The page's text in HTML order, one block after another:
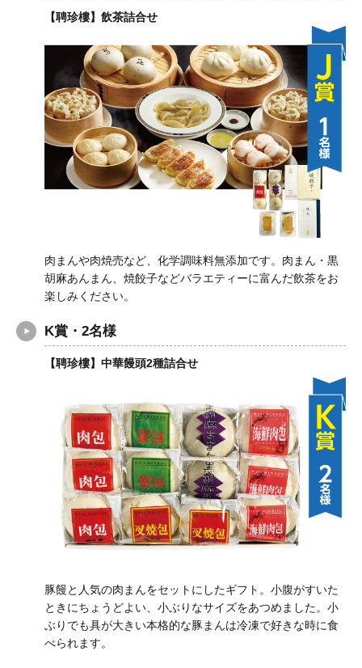
【聘珍樓】飲茶詰合せ
肉まんや肉焼売など、化学調味料無添加です。肉まん・黒
胡麻あんまん、焼餃子などバラエティーに富んだ飲茶をお
楽しみください。
K賞・2名様
【聘珍樓】中華饅頭2種詰合せ
豚饅と人気の肉まんをセットにしたギフト。小腹がすいた
ときにちょうどよい、小ぶりなサイズをあつめました。小
ぶりでも具が大きい本格的な豚まんは冷凍で好きな時に食
べられます。